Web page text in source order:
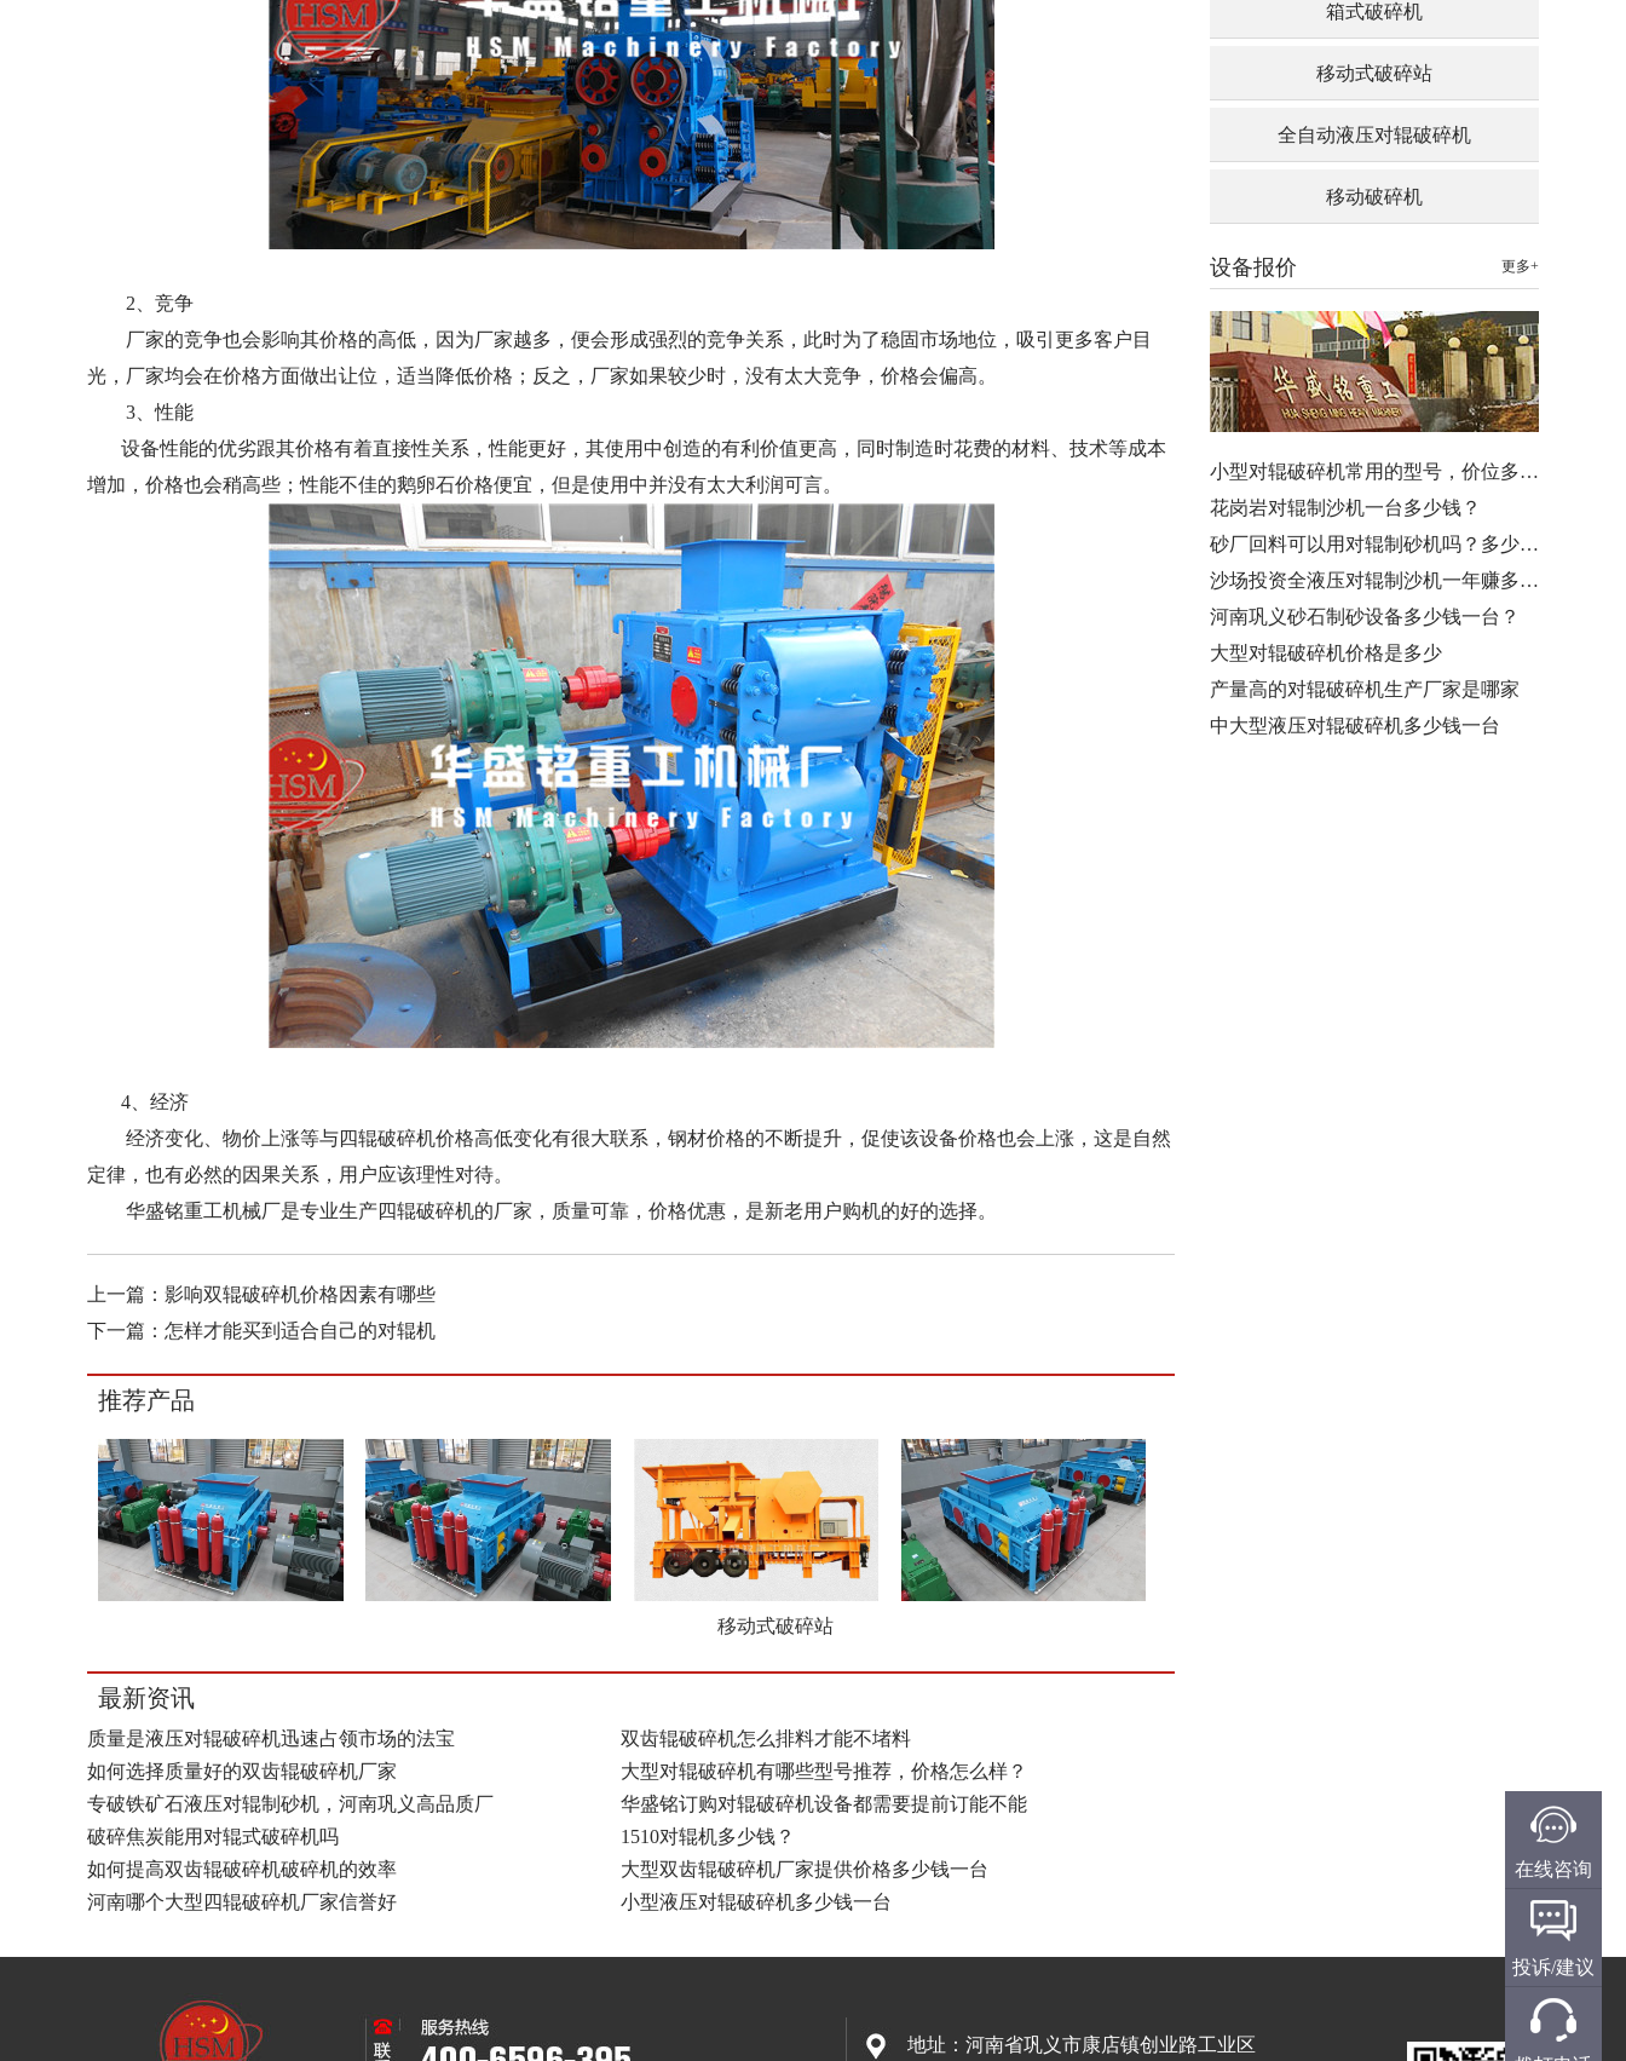
2、竞争
厂家的竞争也会影响其价格的高低，因为厂家越多，便会形成强烈的竞争关系，此时为了稳固市场地位，吸引更多客户目
光，厂家均会在价格方面做出让位，适当降低价格；反之，厂家如果较少时，没有太大竞争，价格会偏高。
3、性能
设备性能的优劣跟其价格有着直接性关系，性能更好，其使用中创造的有利价值更高，同时制造时花费的材料、技术等成本
增加，价格也会稍高些；性能不佳的鹅卵石价格便宜，但是使用中并没有太大利润可言。
4、经济
经济变化、物价上涨等与四辊破碎机价格高低变化有很大联系，钢材价格的不断提升，促使该设备价格也会上涨，这是自然
定律，也有必然的因果关系，用户应该理性对待。
华盛铭重工机械厂是专业生产四辊破碎机的厂家，质量可靠，价格优惠，是新老用户购机的好的选择。
上一篇： 影响双辊破碎机价格因素有哪些
下一篇： 怎样才能买到适合自己的对辊机
推荐产品
移动式破碎站
最新资讯
质量是液压对辊破碎机迅速占领市场的法宝
双齿辊破碎机怎么排料才能不堵料
如何选择质量好的双齿辊破碎机厂家
大型对辊破碎机有哪些型号推荐，价格怎么样？
专破铁矿石液压对辊制砂机，河南巩义高品质厂
华盛铭订购对辊破碎机设备都需要提前订能不能
破碎焦炭能用对辊式破碎机吗
1510对辊机多少钱？
如何提高双齿辊破碎机破碎机的效率
大型双齿辊破碎机厂家提供价格多少钱一台
河南哪个大型四辊破碎机厂家信誉好
小型液压对辊破碎机多少钱一台
箱式破碎机
移动式破碎站
全自动液压对辊破碎机
移动破碎机
更多+
设备报价
小型对辊破碎机常用的型号，价位多少…
花岗岩对辊制沙机一台多少钱？
砂厂回料可以用对辊制砂机吗？多少钱…
沙场投资全液压对辊制沙机一年赚多少…
河南巩义砂石制砂设备多少钱一台？
大型对辊破碎机价格是多少
产量高的对辊破碎机生产厂家是哪家
中大型液压对辊破碎机多少钱一台
地址：河南省巩义市康店镇创业路工业区
在线咨询
投诉/建议